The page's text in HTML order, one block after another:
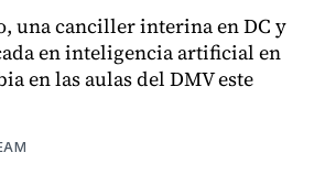
una canciller interina en DC y
en inteligencia artificial en
en las aulas del DMV este